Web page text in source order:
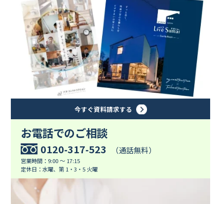
今すぐ資料請求する
お電話でのご相談
0120-317-523 （通話無料）
営業時間：9:00 ～ 17:15
定休日：水曜、第 1・3・5 火曜